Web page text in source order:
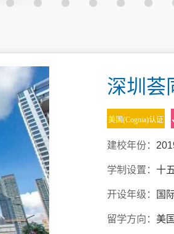
深圳荟
美国(Cognia)认证
建校年份：
学制设置：十
开设年级： 国
留学方向： 美国